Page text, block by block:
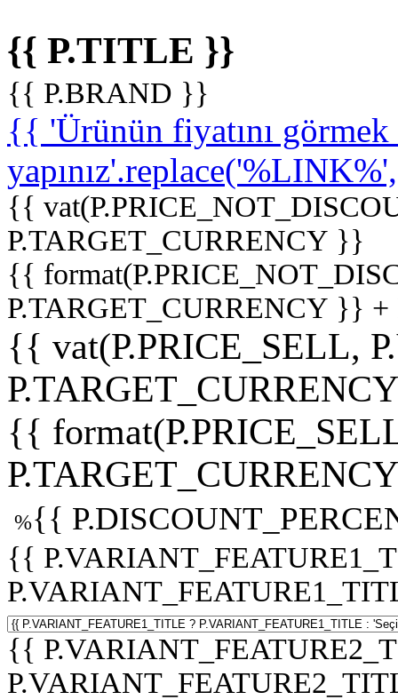
{{ P.TITLE }}
{{ P.BRAND }}
{{ 'Ürünün fiyatını
{{
P.TARGET_CURRENCY }}
{{
P.TARGET_CURRENCY }}
{{ vat(P.PRICE_SELL,
{{
%{{
{{
{{